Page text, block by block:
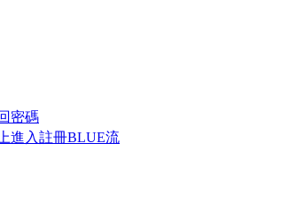
密碼
進入註冊BLUE流